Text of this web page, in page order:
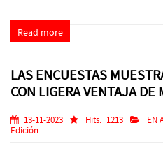
Read more
LAS ENCUESTAS
CON LIGERA VENTAJA DE
13-11-2023 Hits: 1213 EN
Edición